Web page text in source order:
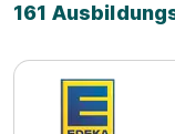
161